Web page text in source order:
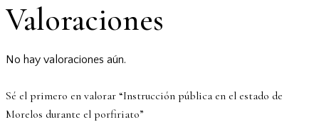
Valoraciones
No hay valoraciones aún.
Sé el primero en valorar “Instrucción pública en el estado de
Morelos durante el porfiriato”